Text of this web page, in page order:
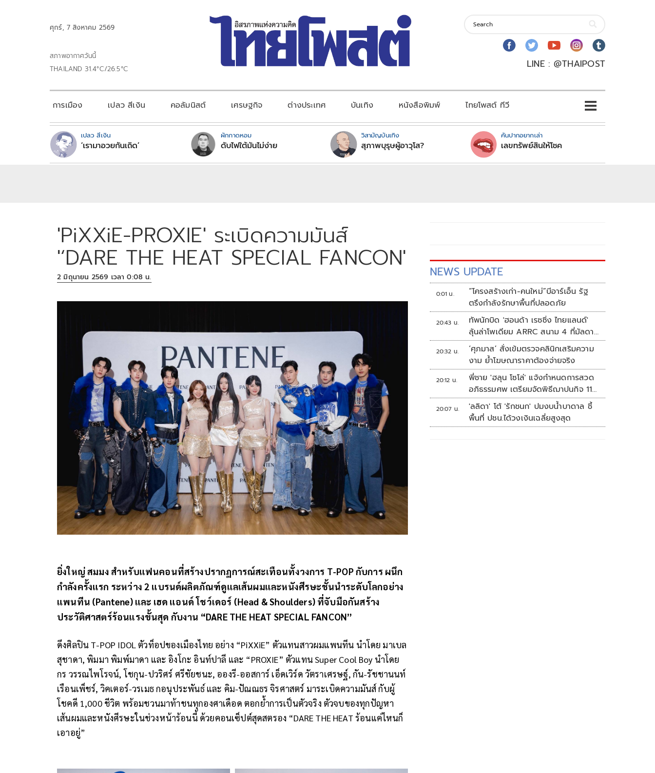
ศุกร์, 7 สิงหาคม 2569
สภาพอากาศวันนี้
THAILAND 31.4°C/26.5°C
LINE : @THAIPOST
การเมือง เปลว สีเงิน คอลัมนิสต์ เศรษฐกิจ ต่างประเทศ บันเทิง หนังสือพิมพ์ ไทยโพสต์ ทีวี
เปลว สีเงิน
‘เรามาอวยกันเถิด’
ผักกาดหอม
ดับไฟใต้มันไม่ง่าย
วิสามัญบันเทิง
สุภาพบุรุษผู้อาวุโส?
คันปากอยากเล่า
เลขทรัพย์สินให้โชค
'PiXXiE-PROXIE' ระเบิดความมันส์
'‘DARE THE HEAT SPECIAL FANCON'
2 มิถุนายน 2569 เวลา 0:08 น.
ยิ่งใหญ่ สมมง สำหรับแฟนคอนที่สร้างปรากฏการณ์สะเทือนทั้งวงการ T-POP กับการ ผนึก
กำลังครั้งแรก ระหว่าง 2 แบรนด์ผลิตภัณฑ์ดูแลเส้นผมและหนังศีรษะชั้นนำระดับโลกอย่าง
แพนทีน (Pantene) และ เฮด แอนด์ โชว์เดอร์ (Head & Shoulders) ที่จับมือกันสร้าง
ประวัติศาสตร์ร้อนแรงขั้นสุด กับงาน “DARE THE HEAT SPECIAL FANCON”
ดึงศิลปิน T-POP IDOL ตัวท็อปของเมืองไทย อย่าง “PiXXiE” ตัวแทนสาวผมแพนทีน นำโดย มาเบล
สุชาดา, พิมมา พิมพ์มาดา และ อิงโกะ อินท์ปาลี และ “PROXIE” ตัวแทน Super Cool Boy นำโดย
กร วรรณไพโรจน์, โชกุน-ปวริศร์ ศรีชัยชนะ, อองรี-ออสการ์ เอ็ดเวิร์ด วัตราเศรษฐ์, กัน-รัชชานนท์
เรือนเพ็ชร์, วิคเตอร์-วรเมธ กอนุประพันธ์ และ คิม-ปัณณธร จิรศาสตร์ มาระเบิดความมันส์ กับผู้
โชคดี 1,000 ชีวิต พร้อมชวนมาท้าชนทุกองศาเดือด ตอกย้ำการเป็นตัวจริง ตัวจบของทุกปัญหา
เส้นผมและหนังศีรษะในช่วงหน้าร้อนนี้ ด้วยคอนเซ็ปต์สุดสตรอง “DARE THE HEAT ร้อนแค่ไหนก็
เอาอยู่”
NEWS UPDATE
0:01 น.
“โครงสร้างเก่า-คนใหม่”บีอาร์เอ็น รัฐ
ตรึงกำลังรักษาพื้นที่ปลอดภัย
20:43 น.
ทัพนักบิด 'ฮอนด้า เรซซิ่ง ไทยแลนด์'
ลุ้นล่าโพเดียม ARRC สนาม 4 ที่มัลดาลิ
กา
20:32 น.
‘ศุภมาส’ สั่งเข้มตรวจคลินิกเสริมความ
งาม ย้ำโฆษณาราคาต้องจ่ายจริง
20:12 น.
พี่ชาย 'ฮลุน โซโล่' แจ้งกำหนดการสวด
อภิธรรมศพ เตรียมจัดพิธีฌาปนกิจ 11
ส.ค.
20:07 น.
'ลลิดา' โต้ 'รักชนก' ปมงบน้ำบาดาล ชี้
พื้นที่ ปชน.ได้วงเงินเฉลี่ยสูงสุด